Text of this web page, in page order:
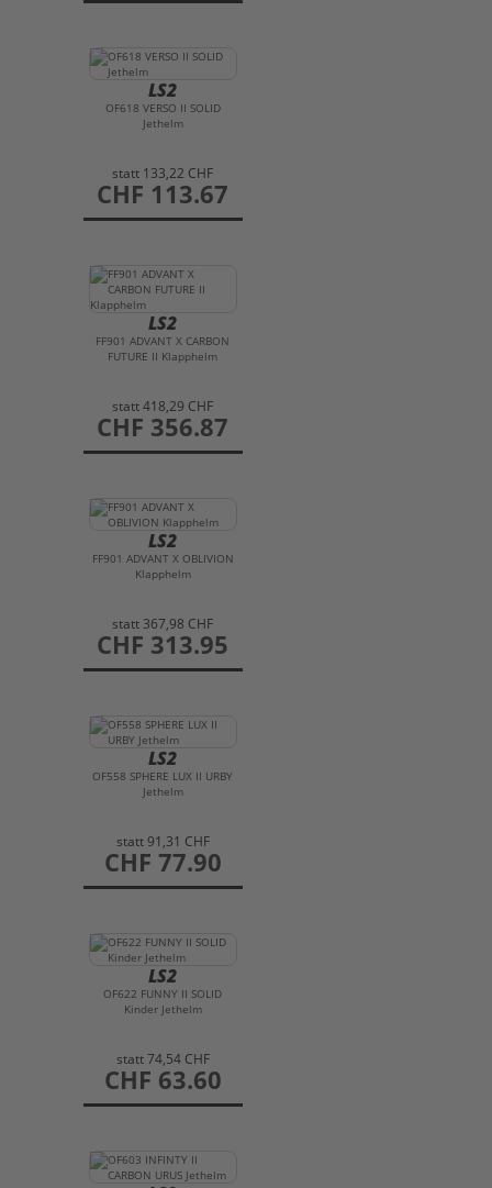
LS2
OF618 VERSO II SOLID
Jethelm
statt 133,22 CHF
preis
CHF 113.67
LS2
FF901 ADVANT X CARBON
FUTURE II Klapphelm
statt418,29 CHF
preis
CHF 356.87
LS2
FF901 ADVANT X OBLIVION
Klapphelm
statt 367,98 CHF
preis
CHF 313.95
LS2
OF558 SPHERE LUX II URBY
Jethelm
statt91,31 CHF
preis
CHF 77.90
LS2
OF622 FUNNY II SOLID
Kinder Jethelm
statt74,54 CHF
preis
CHF 63.60